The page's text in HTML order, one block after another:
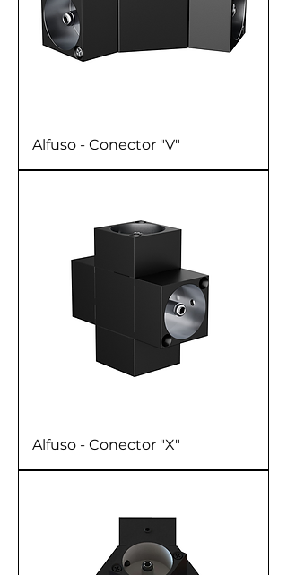
Alfuso - Conector "V"
Alfuso - Conector "X"